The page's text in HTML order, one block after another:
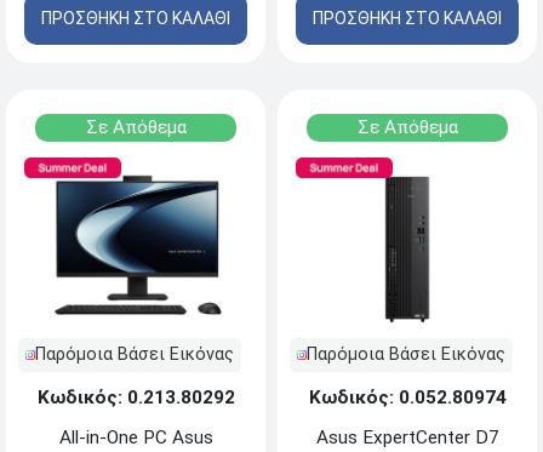
ΠΡΟΣΘΗΚΗ ΣΤΟ ΚΑΛΑΘΙ ΠΡΟΣΘΗΚΗ ΣΤΟ ΚΑΛΑΘΙ
Σε Απόθεμα
Παρόμοια Βάσει Εικόνας
Κωδικός: 0.213.80292
All-in-One PC Asus
Σε Απόθεμα
Παρόμοια Βάσει Εικόνας
Κωδικός: 0.052.80974
Asus ExpertCenter D7